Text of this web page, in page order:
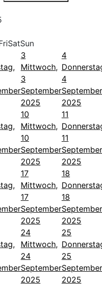
SatSun
3
Mittwoch,
3
September
2025
4
4
September
2025
10
Mittwoch,
10
September
2025
11
11
September
2025
17
Mittwoch,
17
September
2025
18
18
September
2025
24
Mittwoch,
24
September
2025
25
25
September
2025